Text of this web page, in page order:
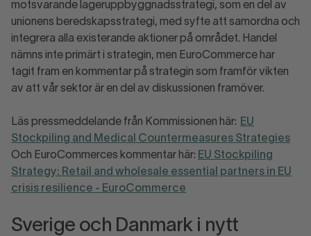
motsvarande lageruppbyggnadsstrategi, som en del av
unionens beredskapsstrategi, med syfte att samordna och
integrera alla existerande aktioner på området. Handel
nämns inte primärt i strategin, men EuroCommerce har
tagit fram en kommentar på strategin som framför vikten
av att vår sektor är en del av diskussionen framöver.
Läs pressmeddelande från Kommissionen här: EU
Stockpiling and Medical Countermeasures Strategies
Och EuroCommerces kommentar här: EU Stockpiling
Strategy: Retail and wholesale essential partners in EU
crisis resilience - EuroCommerce
Sverige och Danmark i nytt